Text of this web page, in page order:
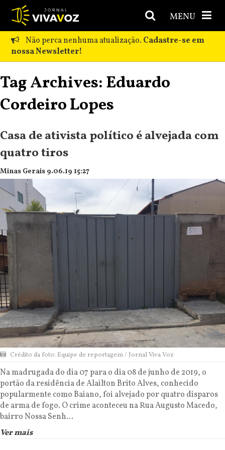
MENU
Não perca nenhuma atualização. Cadastre-se em
nossa Newsletter!
Tag Archives: Eduardo
Cordeiro Lopes
Casa de ativista político é alvejada com
quatro tiros
Minas Gerais 9.06.19 15:27
Crédito da foto: Equipe de reportagem / Jornal Viva Voz
Na madrugada do dia 07 para o dia 08 de junho de 2019, o
portão da residência de Alailton Brito Alves, conhecido
popularmente como Baiano, foi alvejado por quatro disparos
de arma de fogo. O crime aconteceu na Rua Augusto Macedo,
bairro Nossa Senh...
Ver mais